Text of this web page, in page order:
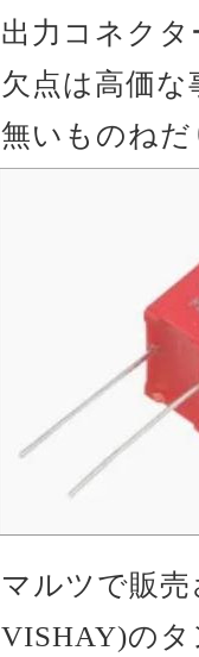
出力コネク
欠点は高価
無いものね
マルツで販
VISHAY)の